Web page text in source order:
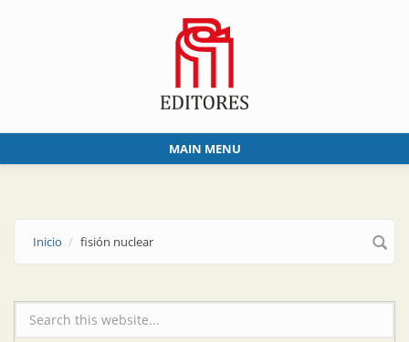
MAIN MENU
Inicio fisión nuclear
Formulario de búsqueda